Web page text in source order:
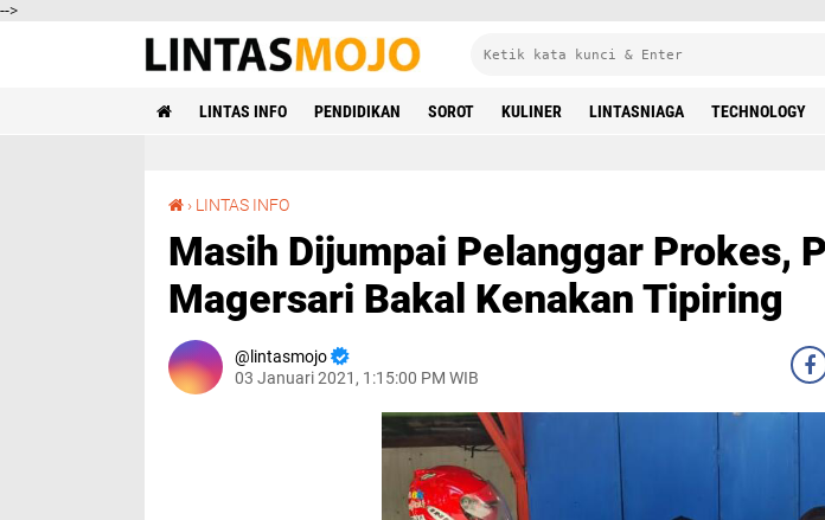
-->
LINTAS INFO PENDIDIKAN SOROT KULINER LINTASNIAGA TECHNOLOGY
› LINTAS INFO
Masih Dijumpai Pelanggar Prokes,
Magersari Bakal Kenakan Tipiring
lintasmojo
03 Januari 2021, 1:15:00 PM WIB